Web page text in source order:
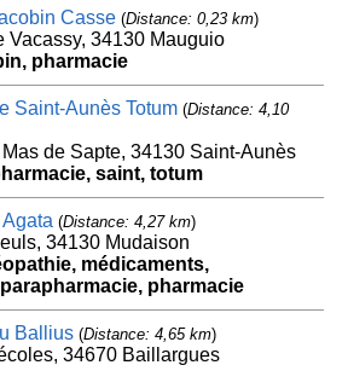
Casse(Distance: 0,23 km)
Vacassy, 34130 Mauguio
pharmacie
Saint-Aunès Totum(Distance: 4,10
de Sapte, 34130 Saint-Aunès
saint, totum
(Distance: 4,27 km)
34130 Mudaison
médicaments,
pharmacie
Ballius(Distance: 4,65 km)
34670 Baillargues